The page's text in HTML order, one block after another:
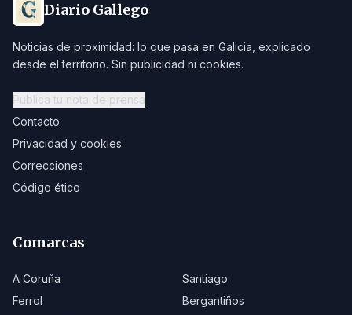
Diario Gallego
Noticias de proximidad: lo que pasa en Galicia, explicado
desde el territorio. Sin publicidad ni cookies.
Publica tu nota de prensa
Contacto
Privacidad y cookies
Correcciones
Código ético
Comarcas
A Coruña
Santiago
Ferrol
Bergantiños